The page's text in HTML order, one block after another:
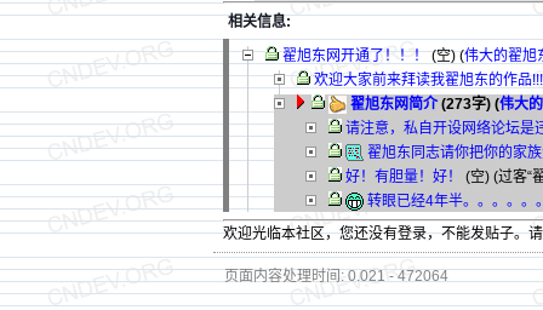
相关信息:
翟旭东网开通了！！！(空) (伟大的翟旭
欢迎大家前来拜读我翟旭东的作品!!!
翟旭东网简介 (273字) (伟大
请注意，私自开设网络论坛是
翟旭东同志请你把你的家
好！有胆量！好！
(空) (过客“
转眼已经4年半。。。。。
欢迎光临本社区，您还没有登录，不能发贴子。
页面内容处理时间: 0.021 - 472064